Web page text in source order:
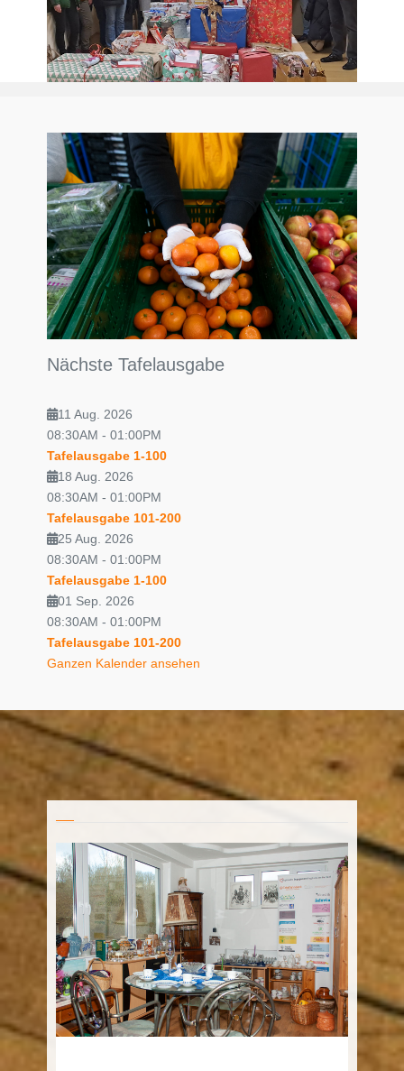
Nächste Tafelausgabe
11 Aug. 2026
08:30AM - 01:00PM
Tafelausgabe 1-100
18 Aug. 2026
08:30AM - 01:00PM
Tafelausgabe 101-200
25 Aug. 2026
08:30AM - 01:00PM
Tafelausgabe 1-100
01 Sep. 2026
08:30AM - 01:00PM
Tafelausgabe 101-200
Ganzen Kalender ansehen